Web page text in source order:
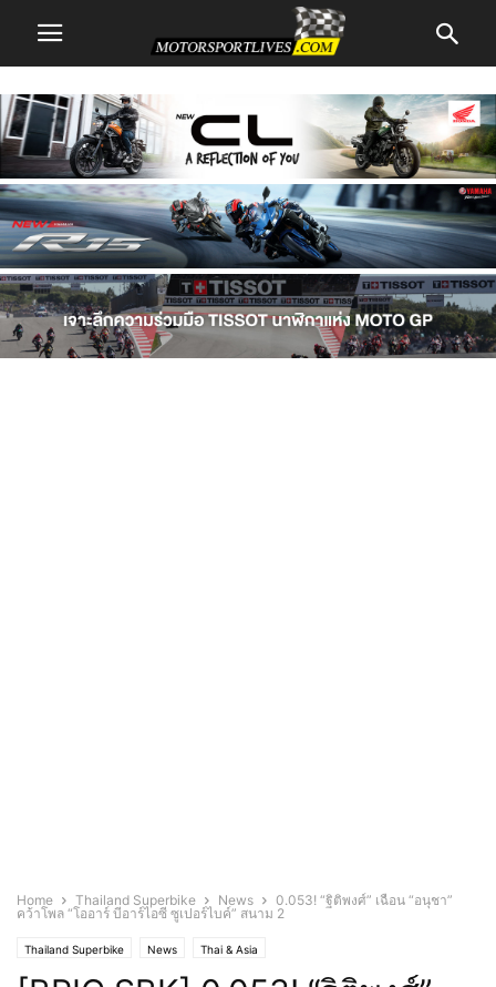
Home Thailand Superbike News
0.053! “ฐิติพงศ์” เฉือน “อนุชา”
คว้าโพล “โออาร์ บีอาร์ไอซี ซูเปอร์ไบค์” สนาม 2
Thailand Superbike News Thai & Asia